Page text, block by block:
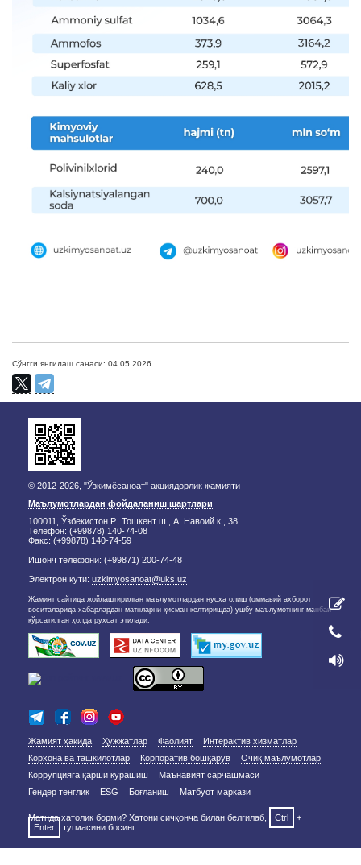
Сўнгги янгилаш санаси: 04.05.2026
© 2012-2026, "Ўзкимёсаноат" акциядорлик жамияти
Маълумотлардан фойдаланиш шартлари
100011, Ўзбекистон Р., Тошкент ш., А. Навоий к., 38
Телефон: (+99878) 140-74-08
Факс: (+99878) 140-74-59
Ишонч телефони: (+99871) 200-74-48
Электрон қути: uzkimyosanoat@uks.uz
Жамият сайтида жойлаштирилган маълумотлардан нусха олиш (оммавий ахборот
воситаларида хабарлардан матнларни қисман келтиришда) ушбу маълумотнинг манбаи
кўрсатилган ҳолда рухсат этилади.
Жамият ҳақида Ҳужжатлар Фаолият
Интерактив хизматлар
Корхона ва ташкилотлар
Корпоратив бошқарув
Очиқ маълумотлар
Коррупцияга қарши курашиш
Маънавият сарчашмаси
Гендер тенглик
ESG Боғланиш Матбуот маркази
Матнда хатолик борми? Хатони сичқонча билан белгилаб, Ctrl
+
Enter
тугмасини босинг.